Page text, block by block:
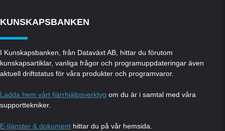
KUNSKAPSBANKEN
I Kunskapsbanken, från Dataväxt AB, hittar du förutom
kunskapsartiklar, vanliga frågor och programuppdateringar även
aktuell driftstatus för våra produkter och programvaror.
Ladda hem vårt fjärrhjälpsverktyg om du är i samtal med våra
supporttekniker.
E-tjänster & dokument hittar du på vår hemsida.